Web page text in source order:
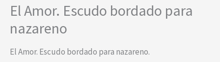
El Amor. Escudo bordado para
nazareno
El Amor. Escudo bordado para nazareno.
cantidad